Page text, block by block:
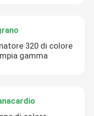
320 di colore
gamma